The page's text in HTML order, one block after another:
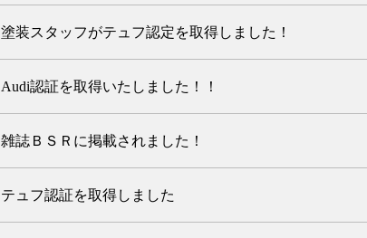
塗装スタッフがテュフ認定を取得しました！
Audi認証を取得いたしました！！
雑誌ＢＳＲに掲載されました！
テュフ認証を取得しました